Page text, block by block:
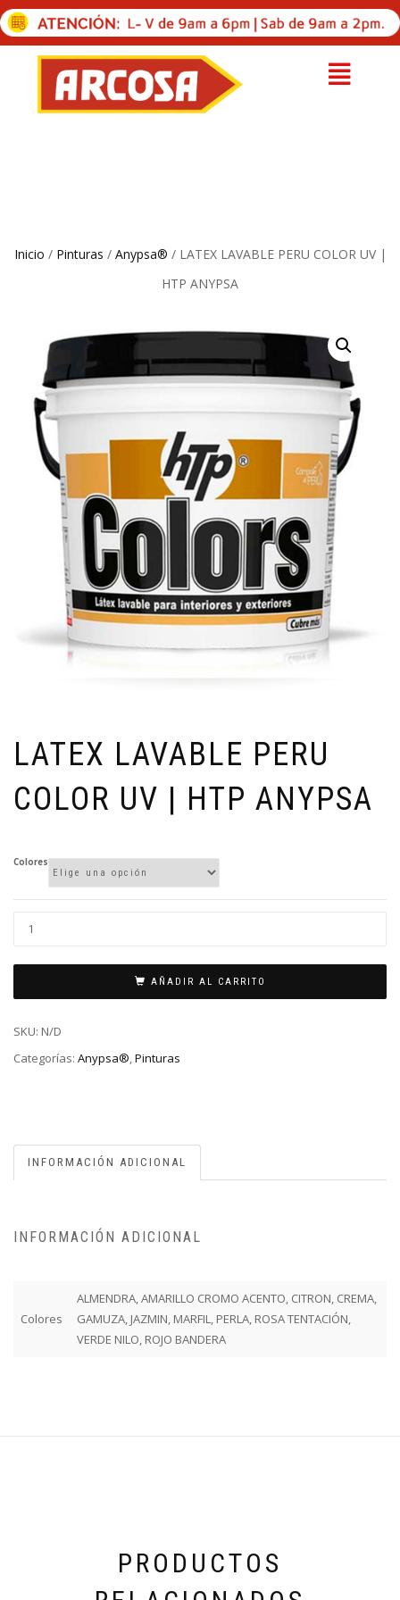
Inicio / Pinturas / Anypsa® / LATEX LAVABLE PERU COLOR UV |
HTP ANYPSA
LATEX LAVABLE PERU
COLOR UV | HTP ANYPSA
Colores
AÑADIR AL CARRITO
SKU: N/D
Categorías: Anypsa®,Pinturas
INFORMACIÓN ADICIONAL
INFORMACIÓN ADICIONAL
Colores
ALMENDRA, AMARILLO CROMO ACENTO, CITRON, CREMA,
GAMUZA, JAZMIN, MARFIL, PERLA, ROSA TENTACIÓN,
VERDE NILO, ROJO BANDERA
PRODUCTOS